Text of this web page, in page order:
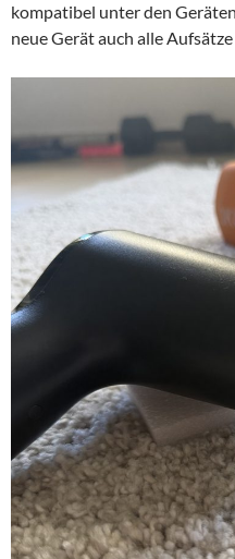
kompatibel unter den
neue Gerät auch alle